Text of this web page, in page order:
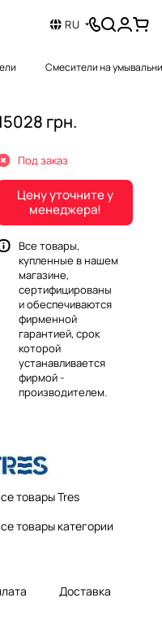
RU
Смесители на
грн.
Под заказ
Цену уточните у
менеджера!
Все товары,
купленные в нашем
магазине,
сертифицированы
и обеспечиваются
фирменной
гарантией, срок
которой
устанавливается
фирмой -
производителем.
товары Tres
товары категории
Доставка